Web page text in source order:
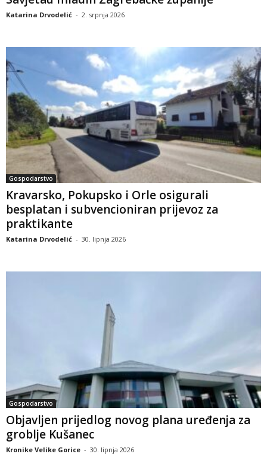
Katarina Drvodelić - 2. srpnja 2026
Gospodarstvo
Kravarsko, Pokupsko i Orle osigurali
besplatan i subvencioniran prijevoz za
praktikante
Katarina Drvodelić - 30. lipnja 2026
Gospodarstvo
Objavljen prijedlog novog plana uređenja za
groblje Kušanec
Kronike Velike Gorice - 30. lipnja 2026